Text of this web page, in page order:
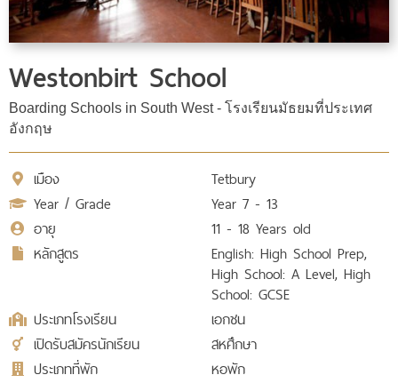
Westonbirt School
Boarding Schools in South West - โรงเรียนมัธยมที่ประเทศ
อังกฤษ
เมือง
Tetbury
Year / Grade
Year 7 - 13
อายุ
11 - 18 Years old
หลักสูตร
English: High School Prep,
High School: A Level, High
School: GCSE
ประเภทโรงเรียน
เอกชน
เปิดรับสมัครนักเรียน
สหศึกษา
ประเภทที่พัก
หอพัก